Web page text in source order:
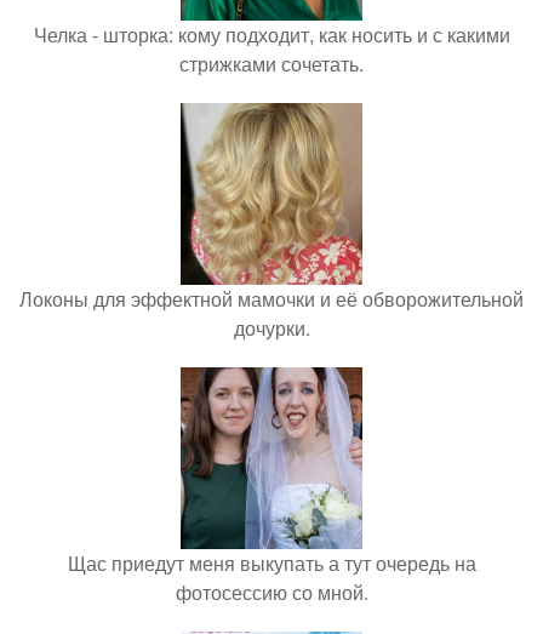
Челка - шторка: кому подходит, как носить и с какими
стрижками сочетать.
Локоны для эффектной мамочки и её обворожительной
дочурки.
Щас приедут меня выкупать а тут очередь на
фотосессию со мной.